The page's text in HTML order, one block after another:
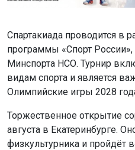
Спартакиада проводится в
программы «Спорт
Минспорта НСО. Турнир
видам спорта и является
Олимпийские игры 2028
Торжественное открытие
августа в Екатеринбурге.
физкультурника и